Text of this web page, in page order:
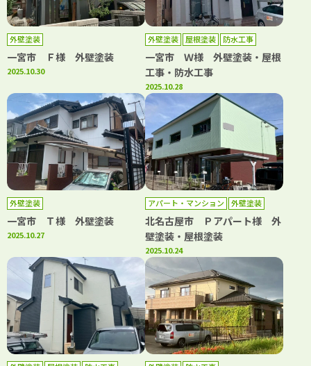
外壁塗装
一宮市 Ｆ様 外壁塗装
2025.10.30
外壁塗装 屋根塗装 防水工事
一宮市 Ｗ様 外壁塗装・屋根
工事・防水工事
2025.10.28
外壁塗装
一宮市 Ｔ様 外壁塗装
2025.10.27
アパート・マンション
外壁塗装
屋根塗装
防水工事
北名古屋市 Ｐアパート様 外
壁塗装・屋根塗装
2025.10.24